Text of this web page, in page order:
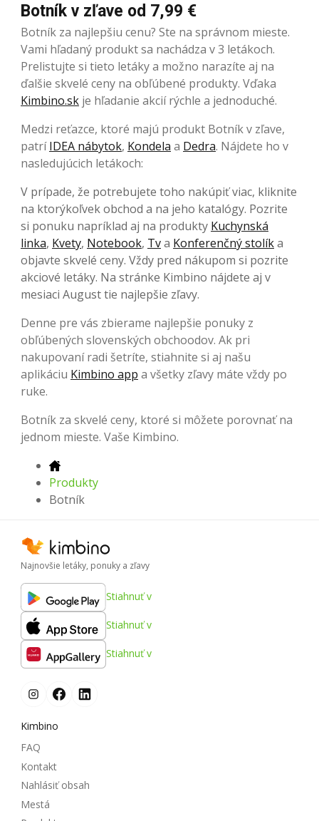
Botník v zľave od 7,99 €
Botník za najlepšiu cenu? Ste na správnom mieste.
Vami hľadaný produkt sa nachádza v 3 letákoch.
Prelistujte si tieto letáky a možno narazíte aj na
ďalšie skvelé ceny na obľúbené produkty. Vďaka
Kimbino.sk je hľadanie akcií rýchle a jednoduché.
Medzi reťazce, ktoré majú produkt Botník v zľave,
patríIDEA nábytok, Kondela a Dedra. Nájdete ho v
nasledujúcich letákoch:
V prípade, že potrebujete toho nakúpiť viac, kliknite
na ktorýkoľvek obchod a na jeho katalógy. Pozrite
si ponuku napríklad aj na produkty Kuchynská
linka, Kvety, Notebook, Tva Konferenčný stolíka
objavte skvelé ceny. Vždy pred nákupom si pozrite
akciové letáky. Na stránke Kimbino nájdete aj v
mesiaci August tie najlepšie zľavy.
Denne pre vás zbierame najlepšie ponuky z
obľúbených slovenských obchoodov. Ak pri
nakupovaní radi šetríte, stiahnite si aj našu
aplikáciu Kimbino app a všetky zľavy máte vždy po
ruke.
Botník za skvelé ceny, ktoré si môžete porovnať na
jednom mieste. Vaše Kimbino.
Produkty
Botník
Najnovšie letáky, ponuky a zľavy
Stiahnuť v
Stiahnuť v
Stiahnuť v
Kimbino
FAQ
Kontakt
Nahlásiť obsah
Mestá